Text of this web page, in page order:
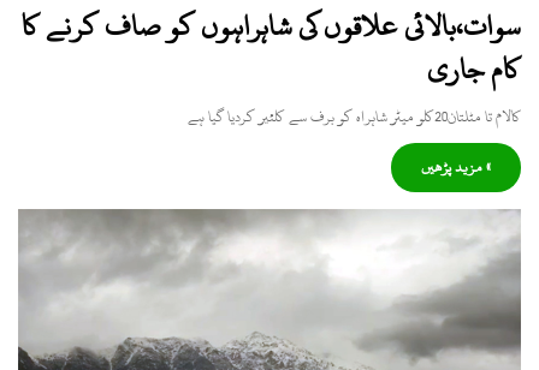
سوات،بالائی علاقوں کی شاہراہوں کو صاف کرنے کا
کام جاری
کالام تا مٹلتان20کلو میٹر شاہراہ کو برف سے کلئیر کردیا گیا ہے
» مزید پڑھیں